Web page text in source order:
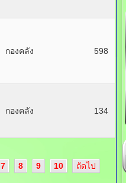
กองคลัง 598
กองคลัง 134
7 8 9 10
ถัดไป